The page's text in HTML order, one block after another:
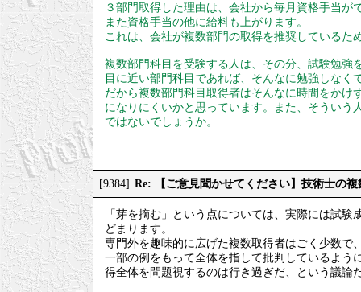
３部門取得した理由は、会社から毎月資格手当が
また資格手当の他に給料も上がります。
これは、会社が複数部門の取得を推奨しているた
複数部門科目を受験する人は、その分、試験勉強
目に近い部門科目であれば、そんなに勉強しなく
だから複数部門科目取得者はそんなに時間をか
になりにくいかと思っています。また、そうい
ではないでしょうか。
[9384] Re: 【ご意見聞かせてください】技術士の
「芽を摘む」という点については、実際には試
どまります。
専門外を趣味的に広げた複数取得者はごく少数で
一部の例をもって全体を指して批判しているよう
得全体を問題視するのは行き過ぎだ、という議論